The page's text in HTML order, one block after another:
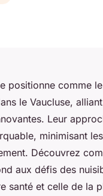
positionne comme
le Vaucluse,
Leur
minimisant
Découvrez
aux défis des
santé et celle de la